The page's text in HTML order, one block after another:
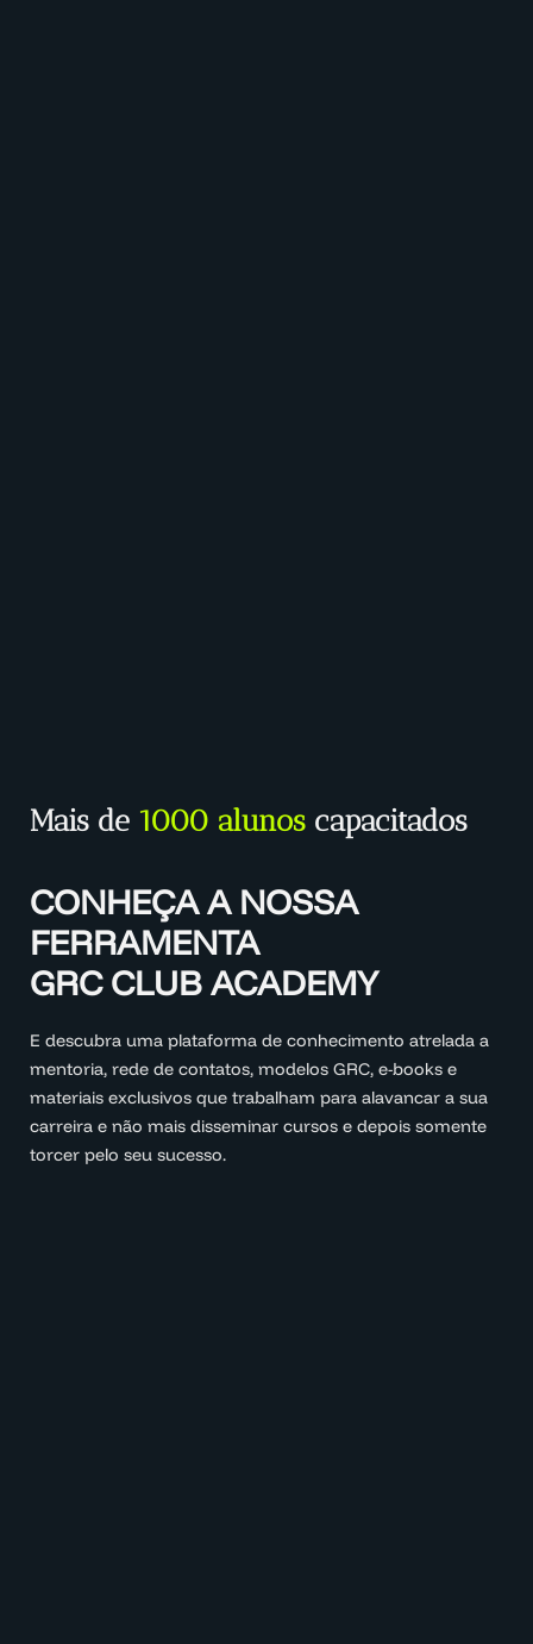
Mais de 1000 alunos capacitados
CONHEÇA A NOSSA
FERRAMENTA
GRC CLUB ACADEMY
E descubra uma plataforma de conhecimento atrelada a
mentoria, rede de contatos, modelos GRC, e-books e
materiais exclusivos que trabalham para alavancar a sua
carreira e não mais disseminar cursos e depois somente
torcer pelo seu sucesso.